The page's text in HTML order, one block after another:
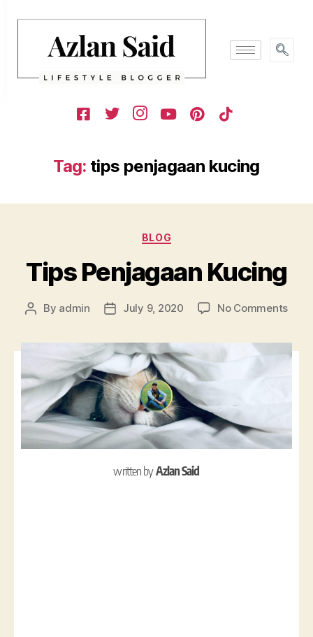
Tag: tips penjagaan kucing
BLOG
Tips Penjagaan Kucing
By admin July 9, 2020 No Comments
written byAzlan Said